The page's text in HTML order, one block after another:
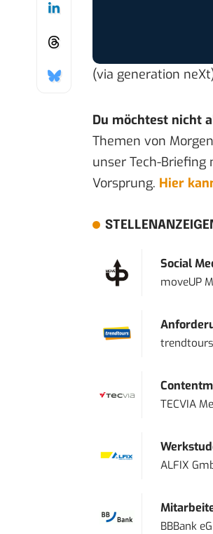
(via generation neXt
Du möchtest nicht
Themen von
unser Tech-Briefing
Vorsprung. Hier
Social
moveUP
TECVIA
ALFIX
BBBank eG